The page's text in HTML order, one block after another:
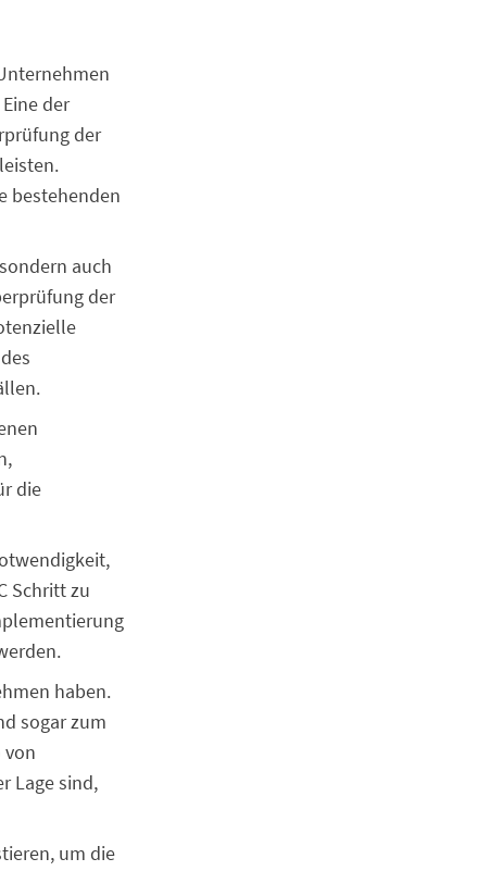
der
der
bestehenden
auch
der
die
Schritt zu
haben.
sogar zum
von
Lage sind,
um die